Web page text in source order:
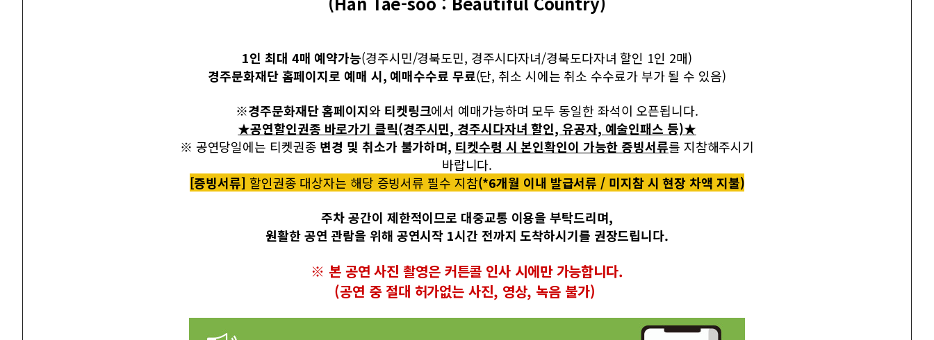
1인 최대 4매 예약가능(경주시민/경북도민, 경주시다자녀/경북도다자녀 할인 1인 2매)
경주문화재단 홈페이지로 예매 시, 예매수수료 무료(단, 취소 시에는 취소 수수료가 부가 될 수 있음)
※경주문화재단 홈페이지와 티켓링크에서 예매가능하며 모두 동일한 좌석이 오픈됩니다.
★공연할인권종 바로가기 클릭(경주시민, 경주시다자녀 할인, 유공자, 예술인패스 등)★
※ 공연당일에는 티켓권종 변경 및 취소가 불가하며, 티켓수령 시 본인확인이 가능한 증빙서류를 지참해주시기
바랍니다.
[증빙서류] 할인권종 대상자는 해당 증빙서류 필수 지참(*6개월 이내 발급서류 / 미지참 시 현장 차액 지불)
주차 공간이 제한적이므로 대중교통 이용을 부탁드리며,
원활한 공연 관람을 위해 공연시작 1시간 전까지 도착하시기를 권장드립니다.
※ 본 공연 사진 촬영은 커튼콜 인사 시에만 가능합니다.
(공연 중 절대 허가없는 사진, 영상, 녹음 불가)